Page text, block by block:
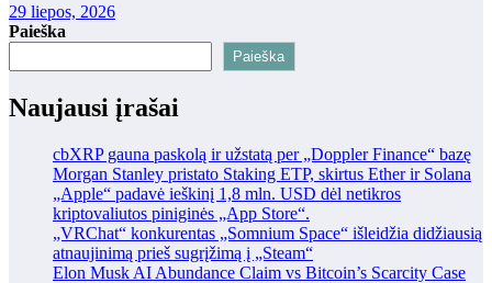
29 liepos, 2026
Paieška
Paieška
Naujausi įrašai
cbXRP gauna paskolą ir užstatą per „Doppler Finance“ bazę
Morgan Stanley pristato Staking ETP, skirtus Ether ir Solana
„Apple“ padavė ieškinį 1,8 mln. USD dėl netikros
kriptovaliutos piniginės „App Store“.
„VRChat“ konkurentas „Somnium Space“ išleidžia didžiausią
atnaujinimą prieš sugrįžimą į „Steam“
Elon Musk AI Abundance Claim vs Bitcoin’s Scarcity Case